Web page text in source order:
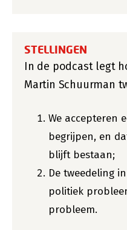
STELLINGEN
In de podcast legt
Martin Schuurman
We accepteren
begrijpen, en
blijft bestaan;
De tweedeling
politiek
probleem.